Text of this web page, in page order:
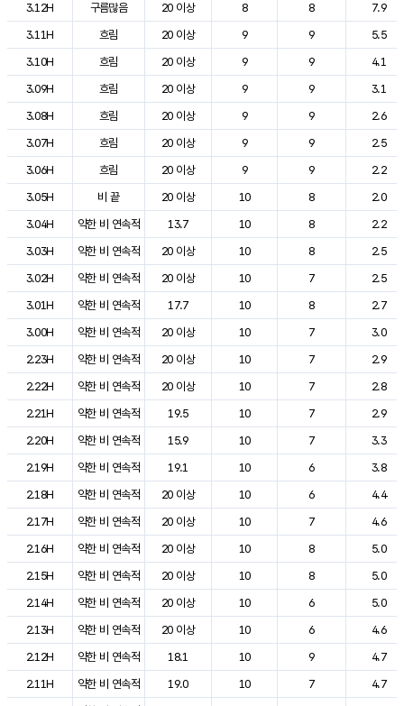
3.12H
구름많음 20 이상 8 8
7.9
3.11H
흐림 20 이상 9 9
5.5
3.10H
흐림 20 이상 9 9
4.1
3.09H
흐림 20 이상 9 9
3.1
3.08H
흐림 20 이상 9 9
2.6
3.07H
흐림 20 이상 9 9
2.5
3.06H
흐림 20 이상 9 9
2.2
3.05H
비 끝 20 이상 10 8
2.0
3.04H
약한 비 연속적 13.7 10 8
2.2
3.03H
약한 비 연속적 20 이상 10 8
2.5
3.02H
약한 비 연속적 20 이상 10 7
2.5
3.01H
약한 비 연속적 17.7 10 8
2.7
3.00H
약한 비 연속적 20 이상 10 7
3.0
2.23H
약한 비 연속적 20 이상 10 7
2.9
2.22H
약한 비 연속적 20 이상 10 7
2.8
2.21H
약한 비 연속적 19.5 10 7
2.9
2.20H
약한 비 연속적 15.9 10 7
3.3
2.19H
약한 비 연속적 19.1 10 6
3.8
2.18H
약한 비 연속적 20 이상 10 6
4.4
2.17H
약한 비 연속적 20 이상 10 7
4.6
2.16H
약한 비 연속적 20 이상 10 8
5.0
2.15H
약한 비 연속적 20 이상 10 8
5.0
2.14H
약한 비 연속적 20 이상 10 6
5.0
2.13H
약한 비 연속적 20 이상 10 6
4.6
2.12H
약한 비 연속적 18.1 10 9
4.7
2.11H
약한 비 연속적 19.0 10 7
4.7